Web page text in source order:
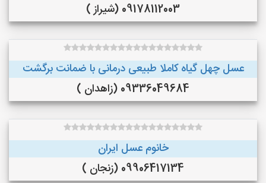
09178112003 (شیراز )
عسل چهل گیاه کاملا طبیعی درمانی با ضمانت برگشت
09336049684 (زاهدان )
خانوم عسل ایران
09906417134 (زنجان )